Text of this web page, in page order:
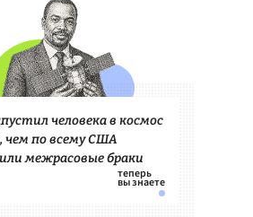
человека в космос
чем по всему США
межрасовые браки